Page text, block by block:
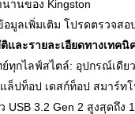
านของ Kingston
มูลเพิ่มเติม โปรดตรวจสอ
และรายละเอียดทางเทค
ทุกไลฟ์สไตล์: อุปกรณ์เดีย
ล็ปท็อป เดสก์ท็อป สมาร์ท
USB 3.2 Gen 2 สูงสุดถึง